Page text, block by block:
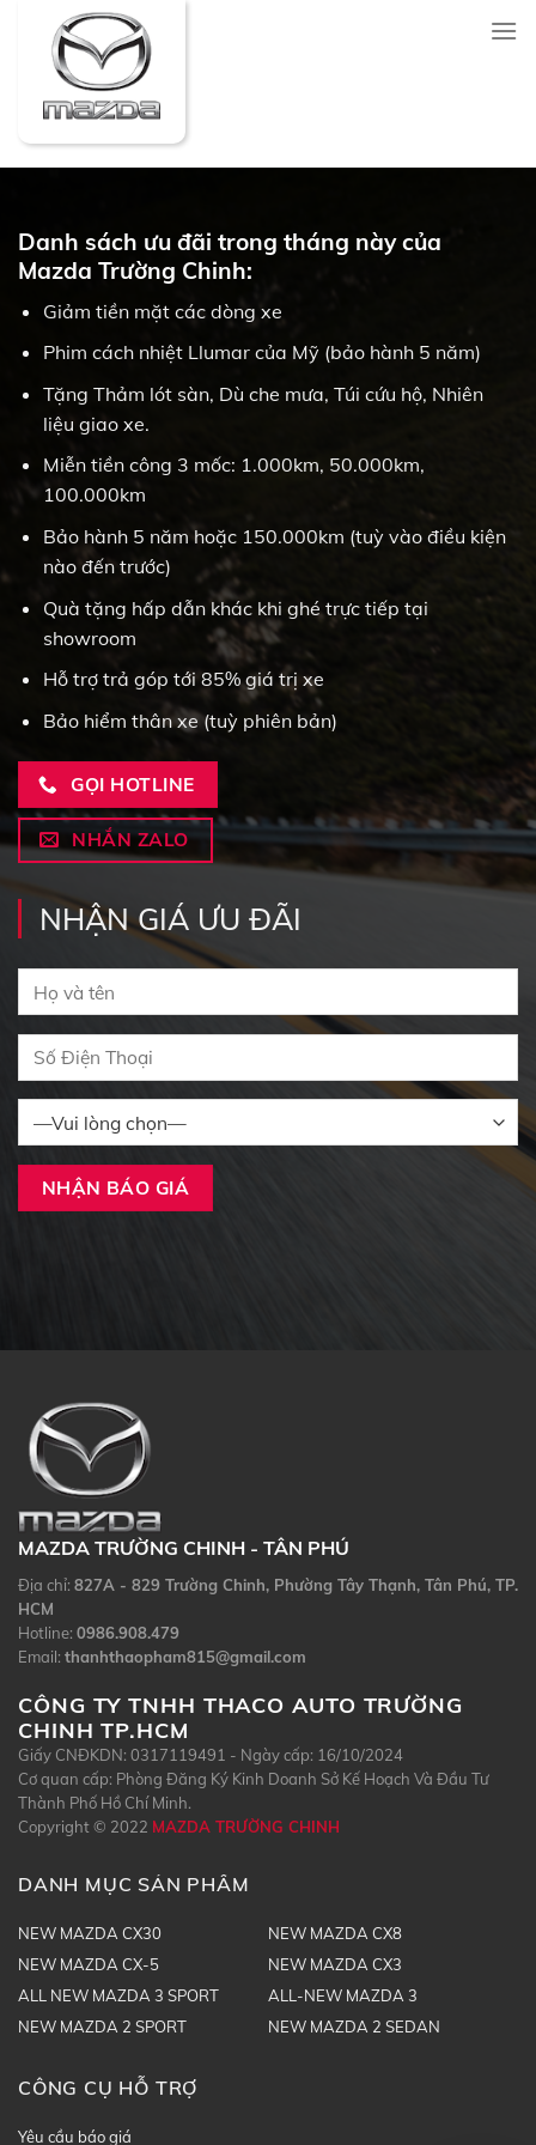
content
Danh sách ưu đãi trong tháng này của
Mazda Trường Chinh:
Giảm tiền mặt các dòng xe
Phim cách nhiệt Llumar của Mỹ (bảo hành 5 năm)
Tặng Thảm lót sàn, Dù che mưa, Túi cứu hộ, Nhiên
liệu giao xe.
Miễn tiền công 3 mốc: 1.000km, 50.000km,
100.000km
Bảo hành 5 năm hoặc 150.000km (tuỳ vào điều kiện
nào đến trước)
Quà tặng hấp dẫn khác khi ghé trực tiếp tại
showroom
Hỗ trợ trả góp tới 85% giá trị xe
Bảo hiểm thân xe (tuỳ phiên bản)
GỌI HOTLINE
NHẮN ZALO
NHẬN GIÁ ƯU ĐÃI
MAZDA TRƯỜNG CHINH - TÂN PHÚ
Địa chỉ: 827A - 829 Trường Chinh, Phường Tây Thạnh, Tân Phú, TP.
HCM
Hotline: 0986.908.479
Email: thanhthaopham815@gmail.com
CÔNG TY TNHH THACO AUTO TRƯỜNG
CHINH TP.HCM
Giấy CNĐKDN: 0317119491 - Ngày cấp: 16/10/2024
Cơ quan cấp: Phòng Đăng Ký Kinh Doanh Sở Kế Hoạch Và Đầu Tư
Thành Phố Hồ Chí Minh.
Copyright © 2022 MAZDA TRƯỜNG CHINH
DANH MỤC SẢN PHẨM
NEW MAZDA CX30
NEW MAZDA CX8
NEW MAZDA CX-5
NEW MAZDA CX3
ALL NEW MAZDA 3 SPORT
ALL-NEW MAZDA 3
NEW MAZDA 2 SPORT
NEW MAZDA 2 SEDAN
CÔNG CỤ HỖ TRỢ
Yêu cầu báo giá